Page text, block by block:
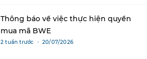
Thông báo về việc thực hiện quyền
mua mã BWE
2 tuần trước ・ 20/07/2026